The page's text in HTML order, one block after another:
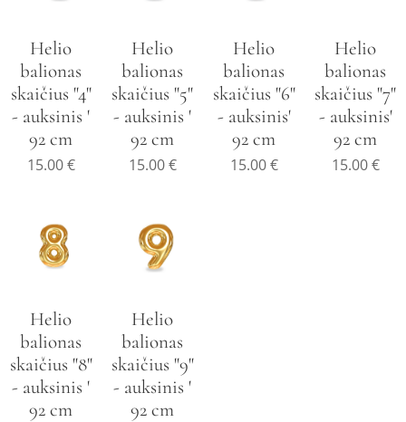
Helio
balionas
skaičius "4"
- auksinis '
92 cm
15.00€
Helio
balionas
skaičius "5"
- auksinis '
92 cm
15.00€
Helio
balionas
skaičius "6"
- auksinis'
92 cm
15.00€
Helio
balionas
skaičius "7"
- auksinis'
92 cm
15.00€
Helio
balionas
skaičius "8"
- auksinis '
92 cm
Helio
balionas
skaičius "9"
- auksinis '
92 cm